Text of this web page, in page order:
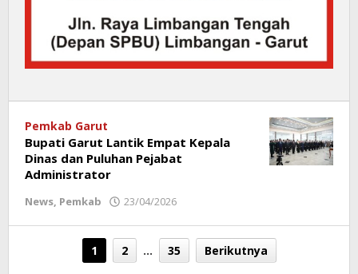
Pemkab Garut
Bupati Garut Lantik Empat Kepala
Dinas dan Puluhan Pejabat
Administrator
News, Pemkab 23/04/2026
Garut
1 2 … 35 Berikutnya